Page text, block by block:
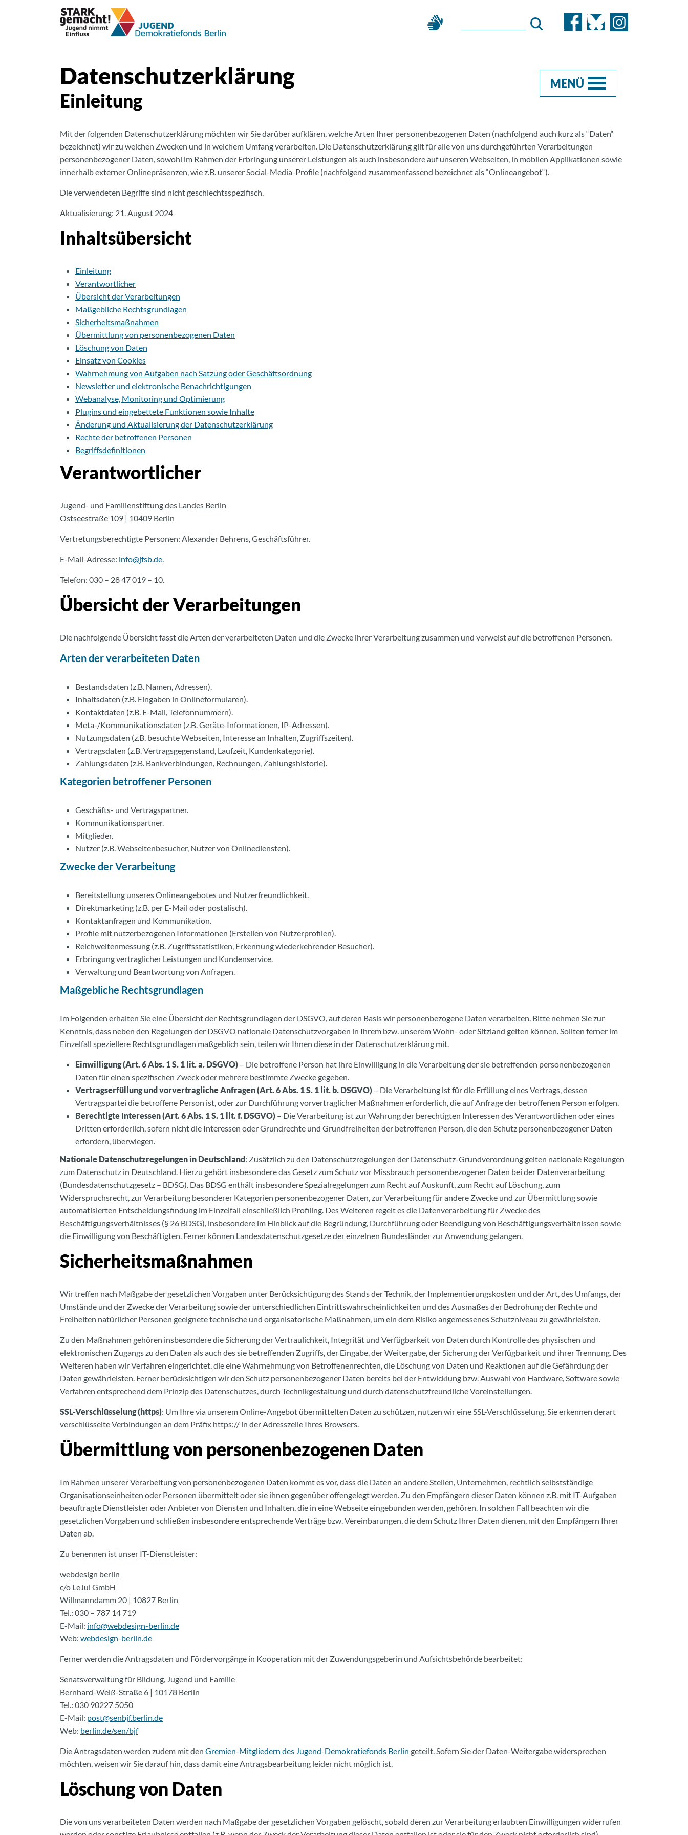
MENÜ
Datenschutzerklärung
Einleitung
Mit der folgenden Datenschutzerklärung möchten wir Sie darüber aufklären, welche Arten Ihrer personenbezogenen Daten (nachfolgend auch kurz als “Daten“
bezeichnet) wir zu welchen Zwecken und in welchem Umfang verarbeiten. Die Datenschutzerklärung gilt für alle von uns durchgeführten Verarbeitungen
personenbezogener Daten, sowohl im Rahmen der Erbringung unserer Leistungen als auch insbesondere auf unseren Webseiten, in mobilen Applikationen sowie
innerhalb externer Onlinepräsenzen, wie z.B. unserer Social-Media-Profile (nachfolgend zusammenfassend bezeichnet als “Onlineangebot“).
Die verwendeten Begriffe sind nicht geschlechtsspezifisch.
Aktualisierung: 21. August 2024
Inhaltsübersicht
Einleitung
Verantwortlicher
Übersicht der Verarbeitungen
Maßgebliche Rechtsgrundlagen
Sicherheitsmaßnahmen
Übermittlung von personenbezogenen Daten
Löschung von Daten
Einsatz von Cookies
Wahrnehmung von Aufgaben nach Satzung oder Geschäftsordnung
Newsletter und elektronische Benachrichtigungen
Webanalyse, Monitoring und Optimierung
Plugins und eingebettete Funktionen sowie Inhalte
Änderung und Aktualisierung der Datenschutzerklärung
Rechte der betroffenen Personen
Begriffsdefinitionen
Verantwortlicher
Jugend- und Familienstiftung des Landes Berlin
Ostseestraße 109 | 10409 Berlin
Vertretungsberechtigte Personen: Alexander Behrens, Geschäftsführer.
E-Mail-Adresse: info@jfsb.de.
Telefon: 030 – 28 47 019 – 10.
Übersicht der Verarbeitungen
Die nachfolgende Übersicht fasst die Arten der verarbeiteten Daten und die Zwecke ihrer Verarbeitung zusammen und verweist auf die betroffenen Personen.
Arten der verarbeiteten Daten
Bestandsdaten (z.B. Namen, Adressen).
Inhaltsdaten (z.B. Eingaben in Onlineformularen).
Kontaktdaten (z.B. E-Mail, Telefonnummern).
Meta-/Kommunikationsdaten (z.B. Geräte-Informationen, IP-Adressen).
Nutzungsdaten (z.B. besuchte Webseiten, Interesse an Inhalten, Zugriffszeiten).
Vertragsdaten (z.B. Vertragsgegenstand, Laufzeit, Kundenkategorie).
Zahlungsdaten (z.B. Bankverbindungen, Rechnungen, Zahlungshistorie).
Kategorien betroffener Personen
Geschäfts- und Vertragspartner.
Kommunikationspartner.
Mitglieder.
Nutzer (z.B. Webseitenbesucher, Nutzer von Onlinediensten).
Zwecke der Verarbeitung
Bereitstellung unseres Onlineangebotes und Nutzerfreundlichkeit.
Direktmarketing (z.B. per E-Mail oder postalisch).
Kontaktanfragen und Kommunikation.
Profile mit nutzerbezogenen Informationen (Erstellen von Nutzerprofilen).
Reichweitenmessung (z.B. Zugriffsstatistiken, Erkennung wiederkehrender Besucher).
Erbringung vertraglicher Leistungen und Kundenservice.
Verwaltung und Beantwortung von Anfragen.
Maßgebliche Rechtsgrundlagen
Im Folgenden erhalten Sie eine Übersicht der Rechtsgrundlagen der DSGVO, auf deren Basis wir personenbezogene Daten verarbeiten. Bitte nehmen Sie zur
Kenntnis, dass neben den Regelungen der DSGVO nationale Datenschutzvorgaben in Ihrem bzw. unserem Wohn- oder Sitzland gelten können. Sollten ferner im
Einzelfall speziellere Rechtsgrundlagen maßgeblich sein, teilen wir Ihnen diese in der Datenschutzerklärung mit.
Einwilligung (Art. 6 Abs. 1 S. 1 lit. a. DSGVO) – Die betroffene Person hat ihre Einwilligung in die Verarbeitung der sie betreffenden personenbezogenen
Daten für einen spezifischen Zweck oder mehrere bestimmte Zwecke gegeben.
Vertragserfüllung und vorvertragliche Anfragen (Art. 6 Abs. 1 S. 1 lit. b. DSGVO) – Die Verarbeitung ist für die Erfüllung eines Vertrags, dessen
Vertragspartei die betroffene Person ist, oder zur Durchführung vorvertraglicher Maßnahmen erforderlich, die auf Anfrage der betroffenen Person erfolgen.
Berechtigte Interessen (Art. 6 Abs. 1 S. 1 lit. f. DSGVO) – Die Verarbeitung ist zur Wahrung der berechtigten Interessen des Verantwortlichen oder eines
Dritten erforderlich, sofern nicht die Interessen oder Grundrechte und Grundfreiheiten der betroffenen Person, die den Schutz personenbezogener Daten
erfordern, überwiegen.
Nationale Datenschutzregelungen in Deutschland: Zusätzlich zu den Datenschutzregelungen der Datenschutz-Grundverordnung gelten nationale Regelungen
zum Datenschutz in Deutschland. Hierzu gehört insbesondere das Gesetz zum Schutz vor Missbrauch personenbezogener Daten bei der Datenverarbeitung
(Bundesdatenschutzgesetz – BDSG). Das BDSG enthält insbesondere Spezialregelungen zum Recht auf Auskunft, zum Recht auf Löschung, zum
Widerspruchsrecht, zur Verarbeitung besonderer Kategorien personenbezogener Daten, zur Verarbeitung für andere Zwecke und zur Übermittlung sowie
automatisierten Entscheidungsfindung im Einzelfall einschließlich Profiling. Des Weiteren regelt es die Datenverarbeitung für Zwecke des
Beschäftigungsverhältnisses (§ 26 BDSG), insbesondere im Hinblick auf die Begründung, Durchführung oder Beendigung von Beschäftigungsverhältnissen sowie
die Einwilligung von Beschäftigten. Ferner können Landesdatenschutzgesetze der einzelnen Bundesländer zur Anwendung gelangen.
Sicherheitsmaßnahmen
Wir treffen nach Maßgabe der gesetzlichen Vorgaben unter Berücksichtigung des Stands der Technik, der Implementierungskosten und der Art, des Umfangs, der
Umstände und der Zwecke der Verarbeitung sowie der unterschiedlichen Eintrittswahrscheinlichkeiten und des Ausmaßes der Bedrohung der Rechte und
Freiheiten natürlicher Personen geeignete technische und organisatorische Maßnahmen, um ein dem Risiko angemessenes Schutzniveau zu gewährleisten.
Zu den Maßnahmen gehören insbesondere die Sicherung der Vertraulichkeit, Integrität und Verfügbarkeit von Daten durch Kontrolle des physischen und
elektronischen Zugangs zu den Daten als auch des sie betreffenden Zugriffs, der Eingabe, der Weitergabe, der Sicherung der Verfügbarkeit und ihrer Trennung. Des
Weiteren haben wir Verfahren eingerichtet, die eine Wahrnehmung von Betroffenenrechten, die Löschung von Daten und Reaktionen auf die Gefährdung der
Daten gewährleisten. Ferner berücksichtigen wir den Schutz personenbezogener Daten bereits bei der Entwicklung bzw. Auswahl von Hardware, Software sowie
Verfahren entsprechend dem Prinzip des Datenschutzes, durch Technikgestaltung und durch datenschutzfreundliche Voreinstellungen.
SSL-Verschlüsselung (https): Um Ihre via unserem Online-Angebot übermittelten Daten zu schützen, nutzen wir eine SSL-Verschlüsselung. Sie erkennen derart
verschlüsselte Verbindungen an dem Präfix https:// in der Adresszeile Ihres Browsers.
Übermittlung von personenbezogenen Daten
Im Rahmen unserer Verarbeitung von personenbezogenen Daten kommt es vor, dass die Daten an andere Stellen, Unternehmen, rechtlich selbstständige
Organisationseinheiten oder Personen übermittelt oder sie ihnen gegenüber offengelegt werden. Zu den Empfängern dieser Daten können z.B. mit IT-Aufgaben
beauftragte Dienstleister oder Anbieter von Diensten und Inhalten, die in eine Webseite eingebunden werden, gehören. In solchen Fall beachten wir die
gesetzlichen Vorgaben und schließen insbesondere entsprechende Verträge bzw. Vereinbarungen, die dem Schutz Ihrer Daten dienen, mit den Empfängern Ihrer
Daten ab.
Zu benennen ist unser IT-Dienstleister:
webdesign berlin
c/o LeJul GmbH
Willmanndamm 20 | 10827 Berlin
Tel.: 030 – 787 14 719
E-Mail: info@webdesign-berlin.de
Web: webdesign-berlin.de
Ferner werden die Antragsdaten und Fördervorgänge in Kooperation mit der Zuwendungsgeberin und Aufsichtsbehörde bearbeitet:
Senatsverwaltung für Bildung, Jugend und Familie
Bernhard-Weiß-Straße 6 | 10178 Berlin
Tel.: 030 90227 5050
E-Mail: post@senbjf.berlin.de
Web: berlin.de/sen/bjf
Die Antragsdaten werden zudem mit den Gremien-Mitgliedern des Jugend-Demokratiefonds Berlin geteilt. Sofern Sie der Daten-Weitergabe widersprechen
möchten, weisen wir Sie darauf hin, dass damit eine Antragsbearbeitung leider nicht möglich ist.
Löschung von Daten
Die von uns verarbeiteten Daten werden nach Maßgabe der gesetzlichen Vorgaben gelöscht, sobald deren zur Verarbeitung erlaubten Einwilligungen widerrufen